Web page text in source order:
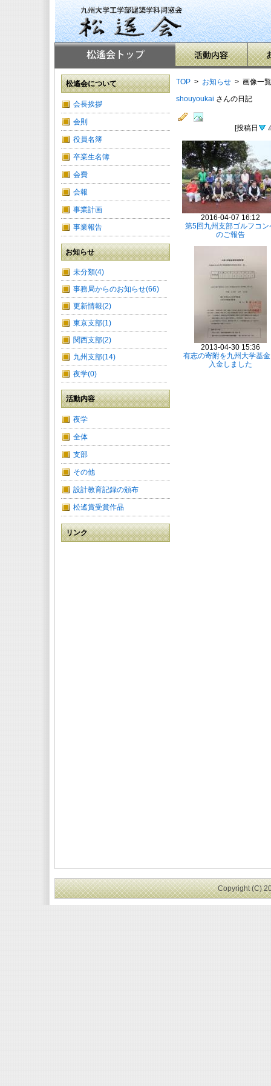
松遙会について
会長挨拶
会則
役員名簿
卒業生名簿
会費
会報
事業計画
事業報告
お知らせ
未分類(4)
事務局からのお知らせ(66)
更新情報(2)
東京支部(1)
関西支部(2)
九州支部(14)
夜学(0)
活動内容
夜学
全体
支部
その他
設計教育記録の頒布
松遙賞受賞作品
リンク
TOP > お知らせ > 画像一覧
shouyoukai さんの日記
[投稿日
2016-04-07 16:12
第5回九州支部ゴルフコン
のご報告
2013-04-30 15:36
有志の寄附を九州大学基
入金しました
Copyright (C)